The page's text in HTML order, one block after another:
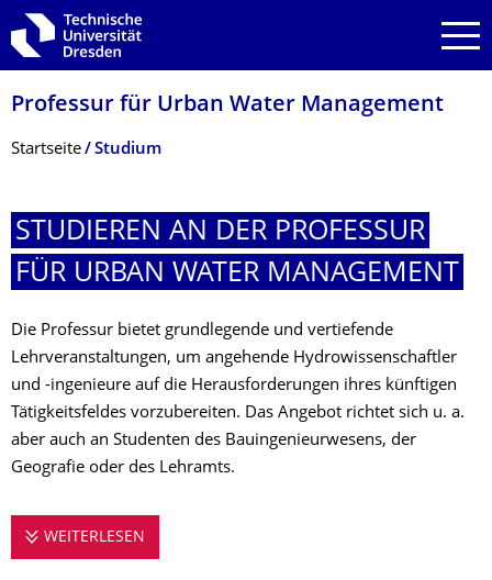
Zur Hauptnavigation springen
Zur Suche springen
Zum Inhalt springen
Professur für Urban Water Management
Breadcrumb-Menü
Startseite Studium
STUDIEREN AN DER PROFESSUR
FÜR URBAN WATER MANAGEMENT
Die Professur bietet grundlegende und vertiefende
Lehrveranstaltungen, um angehende Hydrowissenschaftler
und -ingenieure auf die Herausforderungen ihres künftigen
Tätigkeitsfeldes vorzubereiten. Das Angebot richtet sich u. a.
aber auch an Studenten des Bauingenieurwesens, der
Geografie oder des Lehramts.
WEITERLESEN